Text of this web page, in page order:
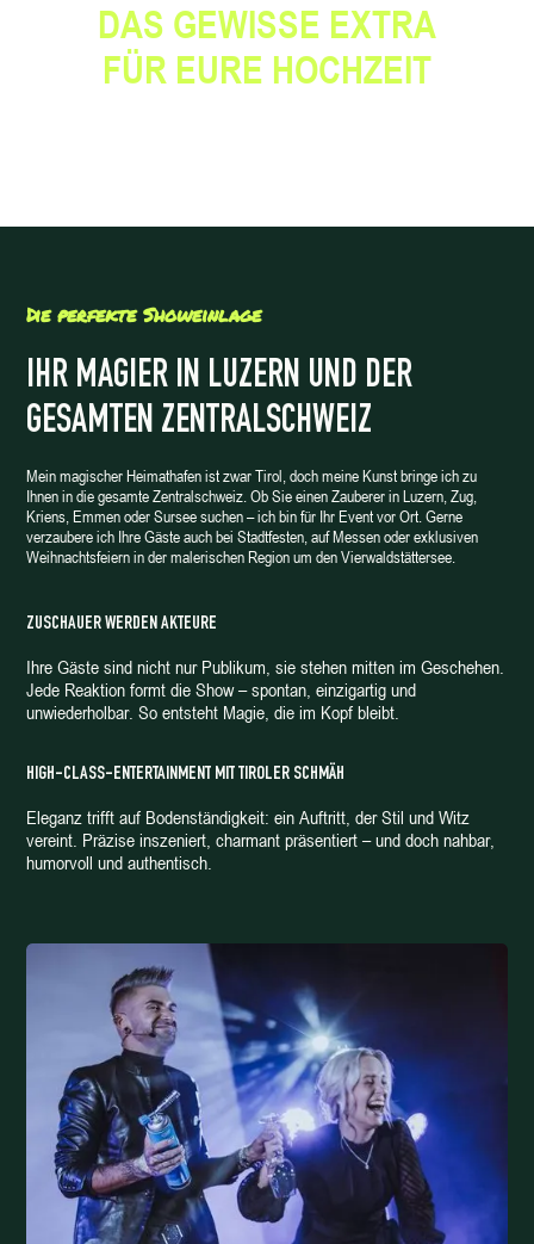
DAS GEWISSE EXTRA
FÜR EURE HOCHZEIT
Die perfekte Showeinlage
IHR MAGIER IN LUZERN UND DER
GESAMTEN ZENTRALSCHWEIZ
Mein magischer Heimathafen ist zwar Tirol, doch meine Kunst bringe ich zu
Ihnen in die gesamte Zentralschweiz. Ob Sie einen Zauberer in Luzern, Zug,
Kriens, Emmen oder Sursee suchen – ich bin für Ihr Event vor Ort. Gerne
verzaubere ich Ihre Gäste auch bei Stadtfesten, auf Messen oder exklusiven
Weihnachtsfeiern in der malerischen Region um den Vierwaldstättersee.
ZUSCHAUER WERDEN AKTEURE
Ihre Gäste sind nicht nur Publikum, sie stehen mitten im Geschehen.
Jede Reaktion formt die Show – spontan, einzigartig und
unwiederholbar. So entsteht Magie, die im Kopf bleibt.
HIGH-CLASS-ENTERTAINMENT MIT TIROLER SCHMÄH
Eleganz trifft auf Bodenständigkeit: ein Auftritt, der Stil und Witz
vereint. Präzise inszeniert, charmant präsentiert – und doch nahbar,
humorvoll und authentisch.